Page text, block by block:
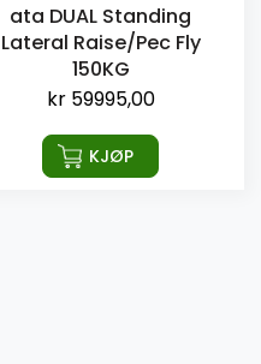
ata DUAL Standing
Lateral Raise/Pec Fly
150KG
kr59995,00
KJØP